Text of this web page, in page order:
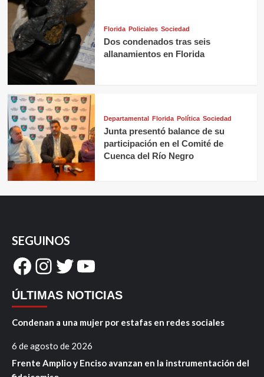
Florida Policiales Sociedad
Dos condenados tras seis
allanamientos en Florida
Departamental Florida Política Sociedad
Junta presentó balance de su
participación en el Comité de
Cuenca del Río Negro
SEGUINOS
Facebook
Instagram
Twitter
YouTube
ÚLTIMAS NOTICIAS
Condenan a una mujer por estafas en redes sociales
6 de agosto de 2026
Frente Amplio y Enciso avanzan en la instrumentación del